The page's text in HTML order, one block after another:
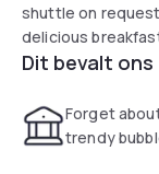
shuttle on
delicious
Dit bevalt ons
Forget
trendy